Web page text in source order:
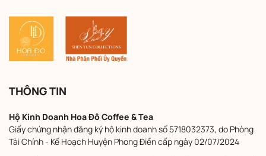
THÔNG TIN
Hộ Kinh Doanh Hoa Đô Coffee & Tea
Giấy chứng nhận đăng ký hộ kinh doanh số 5718032373, do Phòng
Tài Chính - Kế Hoạch Huyện Phong Điền cấp ngày 02/07/2024